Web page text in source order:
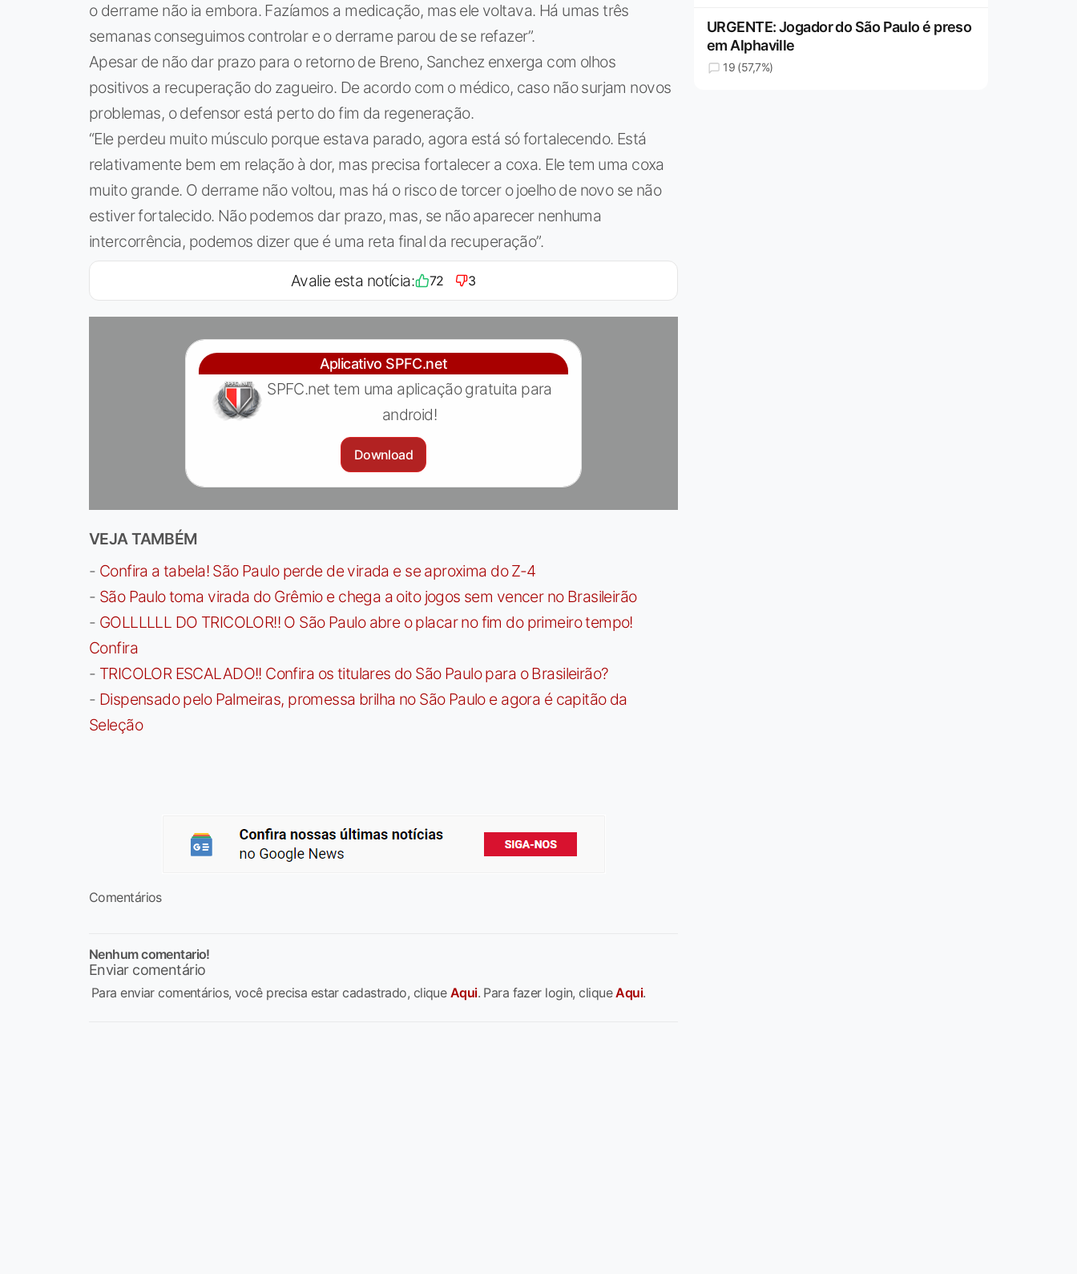
o derrame não ia embora. Fazíamos a medicação, mas ele voltava. Há umas três
semanas conseguimos controlar e o derrame parou de se refazer”.
Apesar de não dar prazo para o retorno de Breno, Sanchez enxerga com olhos
positivos a recuperação do zagueiro. De acordo com o médico, caso não surjam novos
problemas, o defensor está perto do fim da regeneração.
“Ele perdeu muito músculo porque estava parado, agora está só fortalecendo. Está
relativamente bem em relação à dor, mas precisa fortalecer a coxa. Ele tem uma coxa
muito grande. O derrame não voltou, mas há o risco de torcer o joelho de novo se não
estiver fortalecido. Não podemos dar prazo, mas, se não aparecer nenhuma
intercorrência, podemos dizer que é uma reta final da recuperação”.
Avalie esta notícia: 72 3
Aplicativo SPFC.net
SPFC.net tem uma aplicação gratuita para
android!
Download
VEJA TAMBÉM
- Confira a tabela! São Paulo perde de virada e se aproxima do Z-4
- São Paulo toma virada do Grêmio e chega a oito jogos sem vencer no Brasileirão
- GOLLLLLL DO TRICOLOR!! O São Paulo abre o placar no fim do primeiro tempo!
Confira
- TRICOLOR ESCALADO!! Confira os titulares do São Paulo para o Brasileirão?
- Dispensado pelo Palmeiras, promessa brilha no São Paulo e agora é capitão da
Seleção
Comentários
Nenhum comentario!
Enviar comentário
Para enviar comentários, você precisa estar cadastrado, clique Aqui. Para fazer login, cliqueAqui.
URGENTE: Jogador do São Paulo é preso
em Alphaville
19 (57,7%)